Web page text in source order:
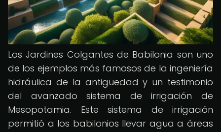
Los Jardines Colgantes de Babilonia son uno
de los ejemplos más famosos de la ingeniería
hidráulica de la antigüedad y un testimonio
del avanzado sistema de irrigación de
Mesopotamia. Este sistema de irrigación
permitió a los babilonios llevar agua a áreas